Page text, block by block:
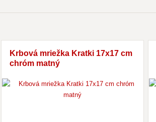
Krbová mriežka Kratki 17x17 cm
chróm matný